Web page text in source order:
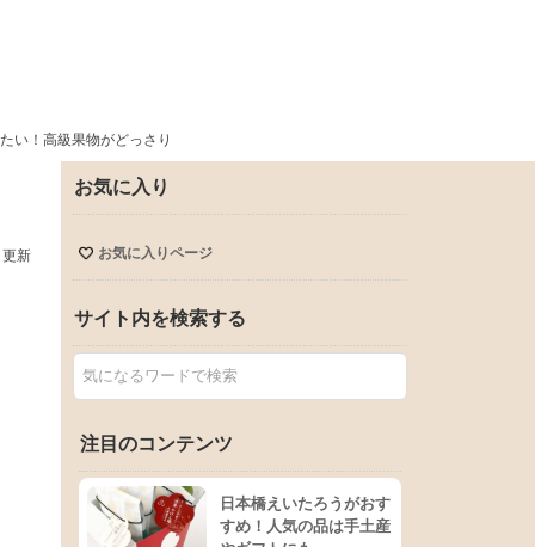
い！高級果物がどっさり
新
お気に入り
お気に入りページ
サイト内を検索する
注目のコンテンツ
日本橋えいたろうがおす
すめ！人気の品は手土産